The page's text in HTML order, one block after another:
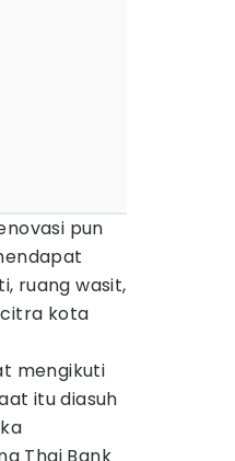
pun
ruang wasit,
kota
mengikuti
itu diasuh